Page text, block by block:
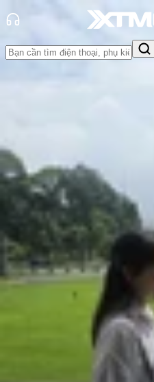
mãi
hàng - Sự kiện
Màn hình iPhone
inch? Có điểm gì
Hồng Huệ
Ngày đăng:02/07/2026
02/07/2026
Theo dõi XTMobile trên